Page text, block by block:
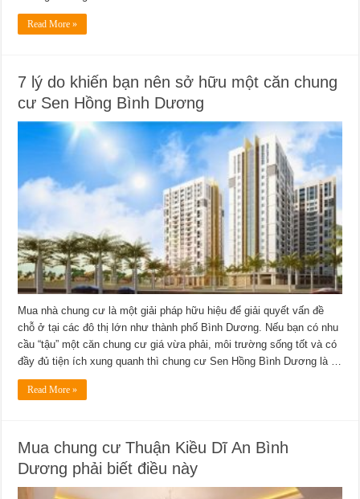
Read More »
7 lý do khiến bạn nên sở hữu một căn chung
cư Sen Hồng Bình Dương
Mua nhà chung cư là một giải pháp hữu hiệu để giải quyết vấn đề
chỗ ở tại các đô thị lớn như thành phố Bình Dương. Nếu bạn có nhu
cầu “tậu” một căn chung cư giá vừa phải, môi trường sống tốt và có
đầy đủ tiện ích xung quanh thì chung cư Sen Hồng Bình Dương là …
Read More »
Mua chung cư Thuận Kiều Dĩ An Bình
Dương phải biết điều này